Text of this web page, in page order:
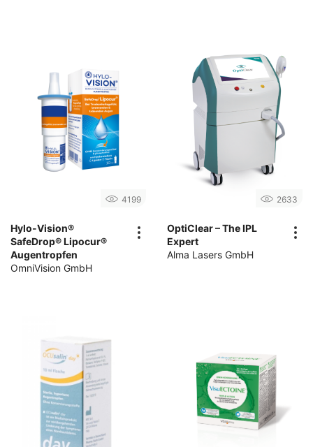
4199
Hylo-Vision®
SafeDrop® Lipocur®
Augentropfen
OmniVision GmbH
2633
OptiClear – The IPL
Expert
Alma Lasers GmbH